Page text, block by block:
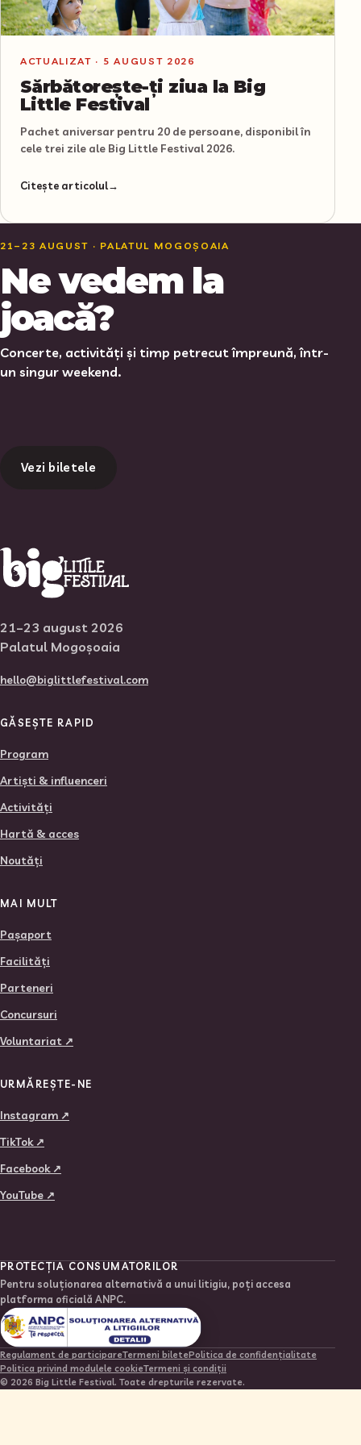
ACTUALIZAT · 5 AUGUST 2026
Sărbătorește-ți ziua la Big
Little Festival
Pachet aniversar pentru 20 de persoane, disponibil în
cele trei zile ale Big Little Festival 2026.
Citește articolul→
21–23 AUGUST · PALATUL MOGOȘOAIA
Ne vedem la
joacă?
Concerte, activități și timp petrecut împreună, într-
un singur weekend.
Vezi biletele
21–23 august 2026
Palatul Mogoșoaia
hello@biglittlefestival.com
GĂSEȘTE RAPID
Program
Artiști & influenceri
Activități
Hartă & acces
Noutăți
MAI MULT
Pașaport
Facilități
Parteneri
Concursuri
Voluntariat ↗
URMĂREȘTE-NE
Instagram ↗
TikTok ↗
Facebook ↗
YouTube ↗
PROTECȚIA CONSUMATORILOR
Pentru soluționarea alternativă a unui litigiu, poți accesa
platforma oficială ANPC.
Regulament de participareTermeni biletePolitica de confidențialitate
Politica privind modulele cookieTermeni și condiții
© 2026 Big Little Festival. Toate drepturile rezervate.